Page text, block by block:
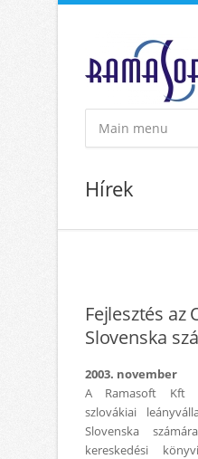
Ugrás a tartalomra
Hírek
Fejlesztés az
Slovenska
2003. november
A Ramasoft Kft
szlovákiai
Slovenska
kereskedési